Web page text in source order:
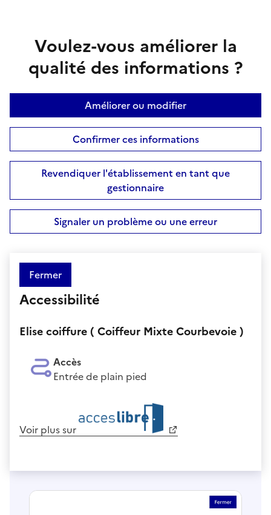
Voulez-vous améliorer la
qualité des informations ?
Améliorer ou modifier
Confirmer ces informations
Revendiquer l'établissement en tant que
gestionnaire
Signaler un problème ou une erreur
Fermer
Accessibilité
Elise coiffure ( Coiffeur Mixte Courbevoie )
Accès
Entrée de plain pied
Voir plus sur